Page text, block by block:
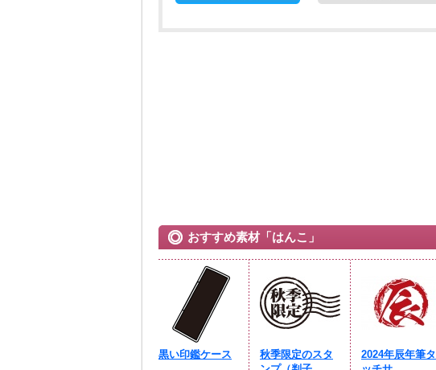
おすすめ素材「はんこ」
黒い印鑑ケース
秋季限定のスタ
2024年辰年筆タ